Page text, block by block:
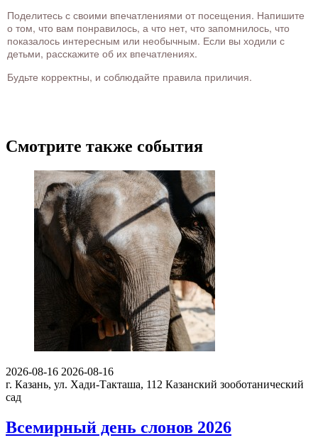
Поделитесь с своими впечатлениями от посещения. Напишите
о том, что вам понравилось, а что нет, что запомнилось, что
показалось интересным или необычным. Если вы ходили с
детьми, расскажите об их впечатлениях.
Будьте корректны, и соблюдайте правила приличия.
Смотрите также события
2026-08-16 2026-08-16
г. Казань, ул. Хади-Такташа, 112 Казанский зооботанический
сад
Всемирный день слонов 2026